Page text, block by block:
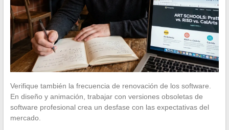
Verifique también la frecuencia de renovación de los software.
En diseño y animación, trabajar con versiones obsoletas de
software profesional crea un desfase con las expectativas del
mercado.